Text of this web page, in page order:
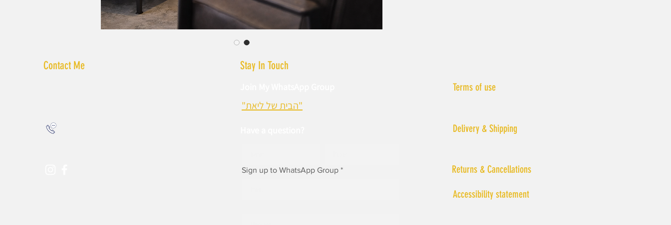
Contact Me
Stay In Touch
"הבית של ליאת"
Sign up to WhatsApp Group
Terms of use
Delivery & Shipping
Returns & Cancellations
Accessibility statement